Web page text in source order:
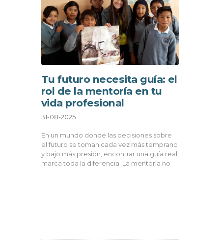
Tu futuro necesita guía: el
rol de la mentoría en tu
vida profesional
31-08-2025
En un mundo donde las decisiones sobre
el futuro se toman cada vez más temprano
y bajo más presión, encontrar una guía real
marca toda la diferencia. La mentoría no